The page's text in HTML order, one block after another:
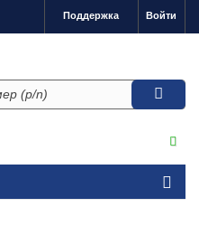
Войти
Поддержка